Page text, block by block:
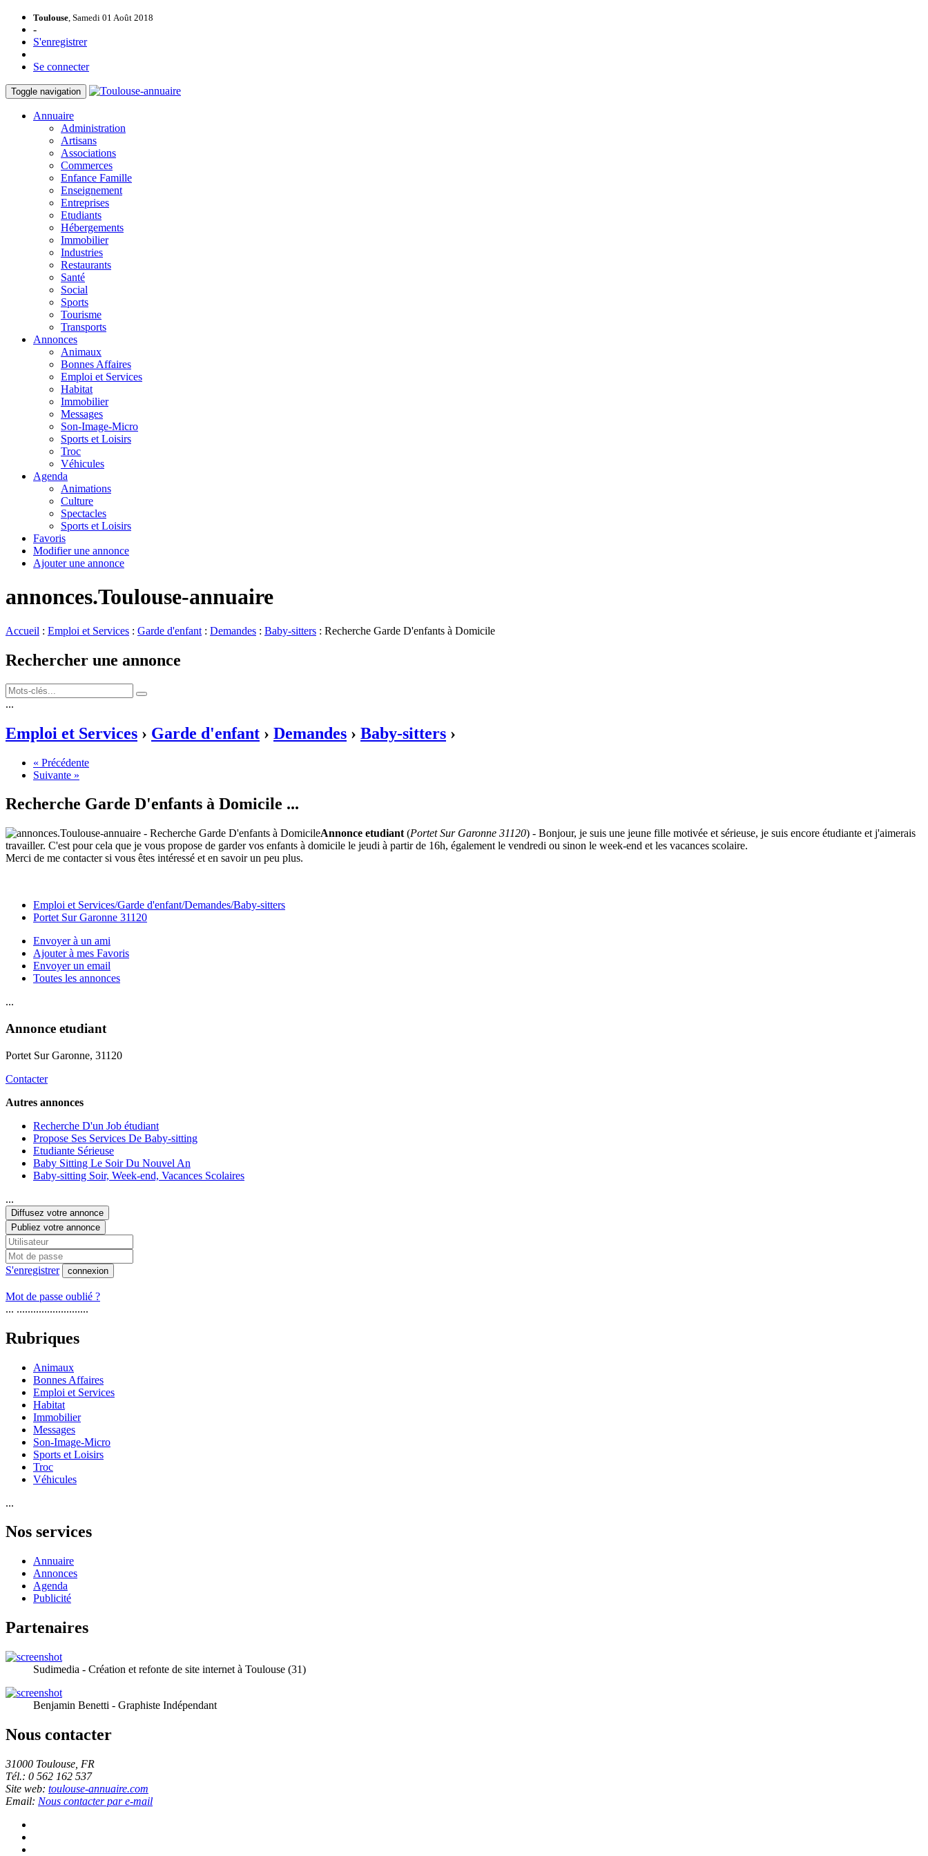
Toulouse, Samedi 01 Août 2018
-
S'enregistrer
Se connecter
Toggle navigation
Annuaire
Administration
Artisans
Associations
Commerces
Enfance Famille
Enseignement
Entreprises
Etudiants
Hébergements
Immobilier
Industries
Restaurants
Santé
Social
Sports
Tourisme
Transports
Annonces
Animaux
Bonnes Affaires
Emploi et Services
Habitat
Immobilier
Messages
Son-Image-Micro
Sports et Loisirs
Troc
Véhicules
Agenda
Animations
Culture
Spectacles
Sports et Loisirs
Favoris
Modifier une annonce
Ajouter une annonce
annonces.Toulouse-annuaire
Accueil : Emploi et Services : Garde d'enfant : Demandes : Baby-sitters : Recherche Garde D'enfants à Domicile
Rechercher une annonce
...
Emploi et Services › Garde d'enfant › Demandes › Baby-sitters ›
« Précédente
Suivante »
Recherche Garde D'enfants à Domicile ...
Annonce etudiant (Portet Sur Garonne 31120) - Bonjour, je suis une jeune fille motivée et sérieuse, je suis encore étudiante et j'aimerais
travailler. C'est pour cela que je vous propose de garder vos enfants à domicile le jeudi à partir de 16h, également le vendredi ou sinon le week-end et les vacances scolaire.
Merci de me contacter si vous êtes intéressé et en savoir un peu plus.
Emploi et Services/Garde d'enfant/Demandes/Baby-sitters
Portet Sur Garonne 31120
Envoyer à un ami
Ajouter à mes Favoris
Envoyer un email
Toutes les annonces
...
Annonce etudiant
Portet Sur Garonne, 31120
Contacter
Autres annonces
Recherche D'un Job étudiant
Propose Ses Services De Baby-sitting
Etudiante Sérieuse
Baby Sitting Le Soir Du Nouvel An
Baby-sitting Soir, Week-end, Vacances Scolaires
...
Diffusez votre annonce
Publiez votre annonce
S'enregistrer connexion
Mot de passe oublié ?
... ..........................
Rubriques
Animaux
Bonnes Affaires
Emploi et Services
Habitat
Immobilier
Messages
Son-Image-Micro
Sports et Loisirs
Troc
Véhicules
...
Nos services
Annuaire
Annonces
Agenda
Publicité
Partenaires
Sudimedia - Création et refonte de site internet à Toulouse (31)
Benjamin Benetti - Graphiste Indépendant
Nous contacter
31000 Toulouse, FR
Tél.: 0 562 162 537
Site web: toulouse-annuaire.com
Email: Nous contacter par e-mail